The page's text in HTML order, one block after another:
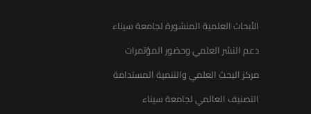
الأبحاث العلمية المنشورة لجامعة سيناء
دعم النشر العلمي وحضور المؤتمرات
مركز البحث العلمي والتنمية المستدامة
التصنيف العالمي لجامعة سيناء